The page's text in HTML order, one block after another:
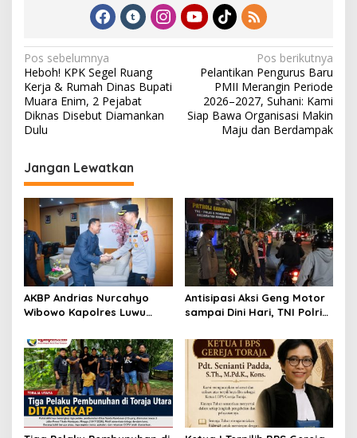
N
a
v
i
a
s
i
p
o
s
Pos sebelumnya
Heboh! KPK Segel Ruang
Kerja & Rumah Dinas Bupati
Muara Enim, 2 Pejabat
Diknas Disebut Diamankan
Dulu
Pos berikutnya
Pelantikan Pengurus Baru
PMII Merangin Periode
2026–2027, Suhani: Kami
Siap Bawa Organisasi Makin
Maju dan Berdampak
Jangan Lewatkan
AKBP Andrias Nurcahyo
Wibowo Kapolres Luwu
Silaturahmi Bangun Sinergi
Antisipasi Aksi Geng Motor
sampai Dini Hari, TNI Polri
Gabungan